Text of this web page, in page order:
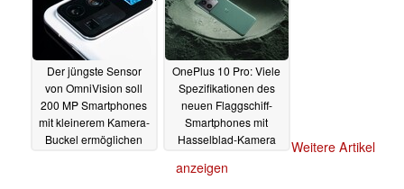
Der jüngste Sensor
von OmniVision soll
200 MP Smartphones
mit kleinerem Kamera-
Buckel ermöglichen
OnePlus 10 Pro: Viele
Spezifikationen des
neuen Flaggschiff-
Smartphones mit
Hasselblad-Kamera
05.01.2022
Weitere Artikel
anzeigen